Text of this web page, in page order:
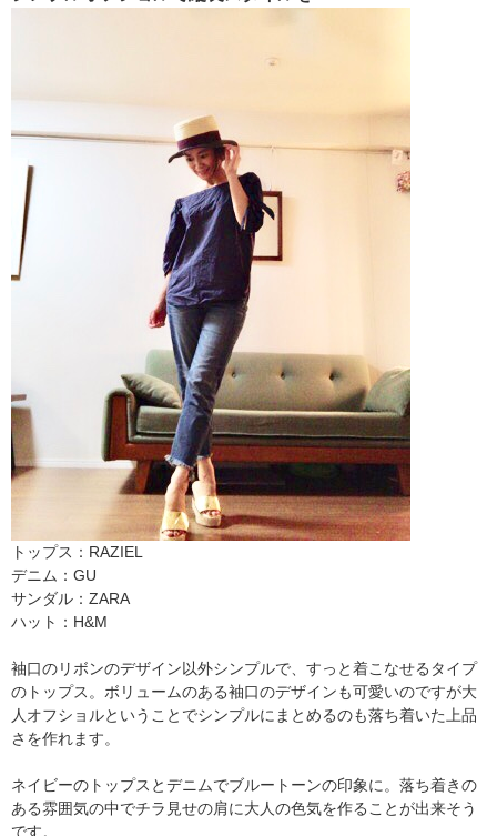
トップス：RAZIEL
デニム：GU
サンダル：ZARA
ハット：H&M
袖口のリボンのデザイン以外シンプルで、すっと着こなせるタイプ
のトップス。ボリュームのある袖口のデザインも可愛いのですが大
人オフショルということでシンプルにまとめるのも落ち着いた上品
さを作れます。
ネイビーのトップスとデニムでブルートーンの印象に。落ち着きの
ある雰囲気の中でチラ見せの肩に大人の色気を作ることが出来そう
です。